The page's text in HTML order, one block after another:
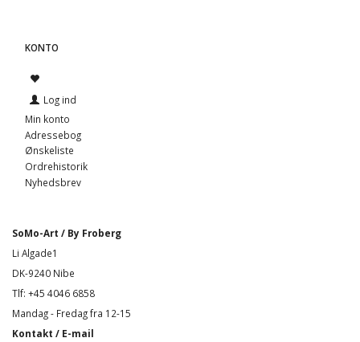
KONTO
Log ind
Min konto
Adressebog
Ønskeliste
Ordrehistorik
Nyhedsbrev
SoMo-Art / By Froberg
Li Algade1
DK-9240 Nibe
Tlf: +45 4046 6858
Mandag - Fredag fra 12-15
Kontakt / E-mail